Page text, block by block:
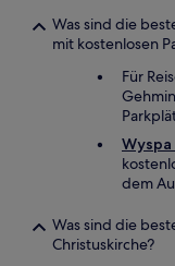
Was sind die
mit kostenlosen
Für
Wyspa
dem
Was sind die
Christuskirche?